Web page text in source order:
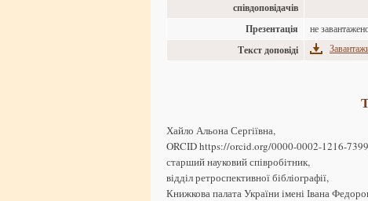
співдоповідачів
Презентація
не
Текст доповіді
Хайло Альона Сергіївна,
ORCID https://orcid.org/0000-0002-1216-
старший науковий співробітник,
відділ ретроспективної бібліографії,
Книжкова палата України імені Івана